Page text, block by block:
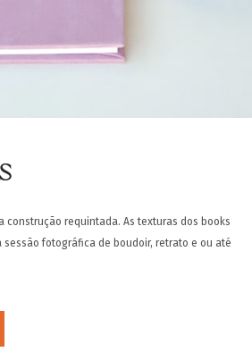
construção requintada. As texturas dos books
sessão fotográfica de boudoir, retrato e ou até